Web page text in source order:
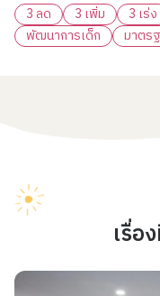
3 ลด 3 เพิ่ม 3 เร่ง
พัฒนาการเด็ก
มาตร
เรื่อ